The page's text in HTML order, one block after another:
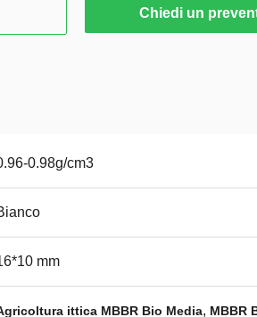
Chiedi un
0.98g/cm3
mm
ittica MBBR Bio Media, MBBR